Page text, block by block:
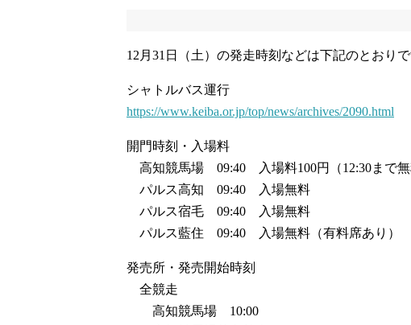
12月31日（土）の発走時刻などは下記のとおりで
シャトルバス運行
https://www.keiba.or.jp/top/news/archives/2090.html
開門時刻・入場料
高知競馬場 09:40 入場料100円（12:30まで無
パルス高知 09:40 入場無料
パルス宿毛 09:40 入場無料
パルス藍住 09:40 入場無料（有料席あり）
発売所・発売開始時刻
全競走
高知競馬場 10:00